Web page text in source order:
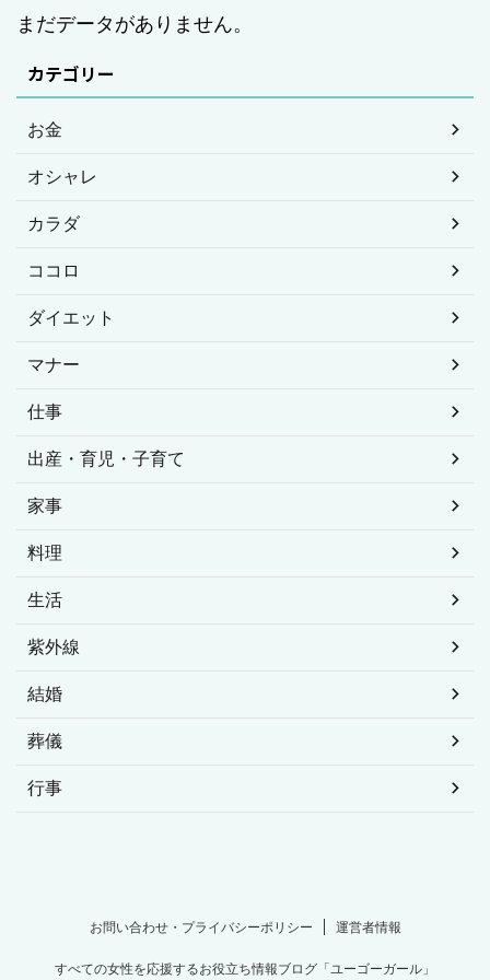
まだデータがありません。
カテゴリー
お金
オシャレ
カラダ
ココロ
ダイエット
マナー
仕事
出産・育児・子育て
家事
料理
生活
紫外線
結婚
葬儀
行事
お問い合わせ・プライバシーポリシー 運営者情報
すべての女性を応援するお役立ち情報ブログ「ユーゴーガール」